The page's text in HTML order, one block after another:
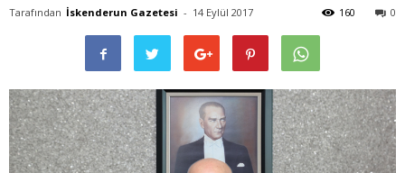
Tarafından İskenderun Gazetesi - 14 Eylül 2017 0
160